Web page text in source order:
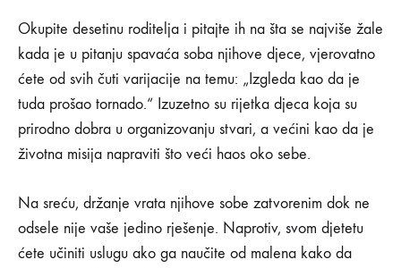
U
DJEČIJOJ
SOBI?
Kako
smanjiti
nered
u
dječijoj
sobi?
Okupite desetinu roditelja i pitajte ih na šta se najviše žale
kada je u pitanju spavaća soba njihove djece, vjerovatno
ćete od svih čuti varijacije na temu: „Izgleda kao da je
tuda prošao tornado.“ Izuzetno su rijetka djeca koja su
prirodno dobra u organizovanju stvari, a većini kao da je
životna misija napraviti što veći haos oko sebe.
Na sreću, držanje vrata njihove sobe zatvorenim dok ne
odsele nije vaše jedino rješenje. Naprotiv, svom djetetu
ćete učiniti uslugu ako ga naučite od malena kako da